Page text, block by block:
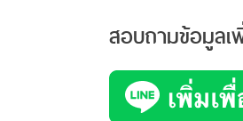
สอบถามข้อมูลเ